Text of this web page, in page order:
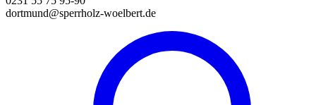
dortmund@sperrholz-woelbert.de